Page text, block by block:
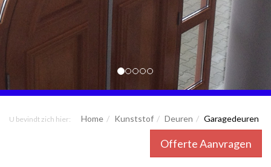
U bevindt zich hier: Home Kunststof Deuren Garagedeuren
Offerte Aanvragen